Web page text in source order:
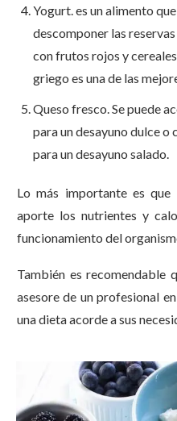
Yogurt. es un alimento
descomponer las
con frutos rojos y
griego es una de las
Queso fresco. Se puede
para un desayuno dulce
para un desayuno salado.
Lo más importante es que
aporte los nutrientes y
funcionamiento del
También es recomendable
asesore de un profesional
una dieta acorde a sus